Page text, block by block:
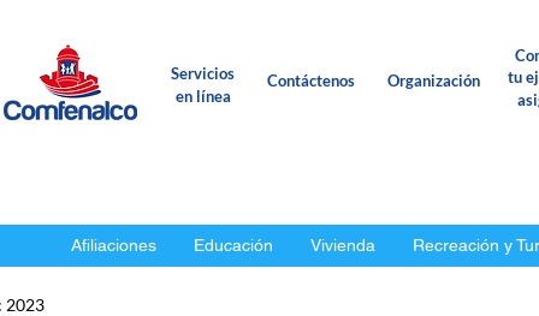
Servicios
en línea
Contáctenos Organización
tu
Afiliaciones Educación Vivienda Recreación y
2023